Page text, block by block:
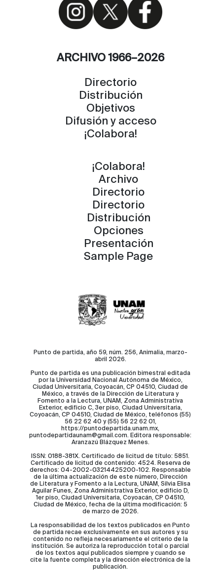
ARCHIVO 1966–2026
Directorio
Distribución
Objetivos
Difusión y acceso
¡Colabora!
¡Colabora!
Archivo
Directorio
Directorio
Distribución
Opciones
Presentación
Sample Page
Punto de partida, año 59, núm. 256, Animalia, marzo-
abril 2026.
Punto de partida es una publicación bimestral editada
por la Universidad Nacional Autónoma de México,
Ciudad Universitaria, Coyoacán, CP 04510, Ciudad de
México, a través de la Dirección de Literatura y
Fomento a la Lectura, UNAM, Zona Administrativa
Exterior, edificio C, 3er piso, Ciudad Universitaria,
Coyoacán, CP 04510, Ciudad de México, teléfonos (55)
56 22 62 40 y (55) 56 22 62 01,
https://puntodepartida.unam.mx,
puntodepartidaunam@gmail.com. Editora responsable:
Aranzazú Blázquez Menes.
ISSN: 0188-381X. Certificado de licitud de título: 5851.
Certificado de licitud de contenido: 4524. Reserva de
derechos: 04-2002-03214425200-102. Responsable
de la última actualización de este número, Dirección
de Literatura y Fomento a la Lectura, UNAM, Silvia Elisa
Aguilar Funes, Zona Administrativa Exterior, edificio D,
1er piso, Ciudad Universitaria, Coyoacán, CP 04510,
Ciudad de México, fecha de la última modificación: 5
de marzo de 2026.
La responsabilidad de los textos publicados en Punto
de partida recae exclusivamente en sus autores y su
contenido no refleja necesariamente el criterio de la
institución. Se autoriza la reproducción total o parcial
de los textos aquí publicados siempre y cuando se
cite la fuente completa y la dirección electrónica de la
publicación.